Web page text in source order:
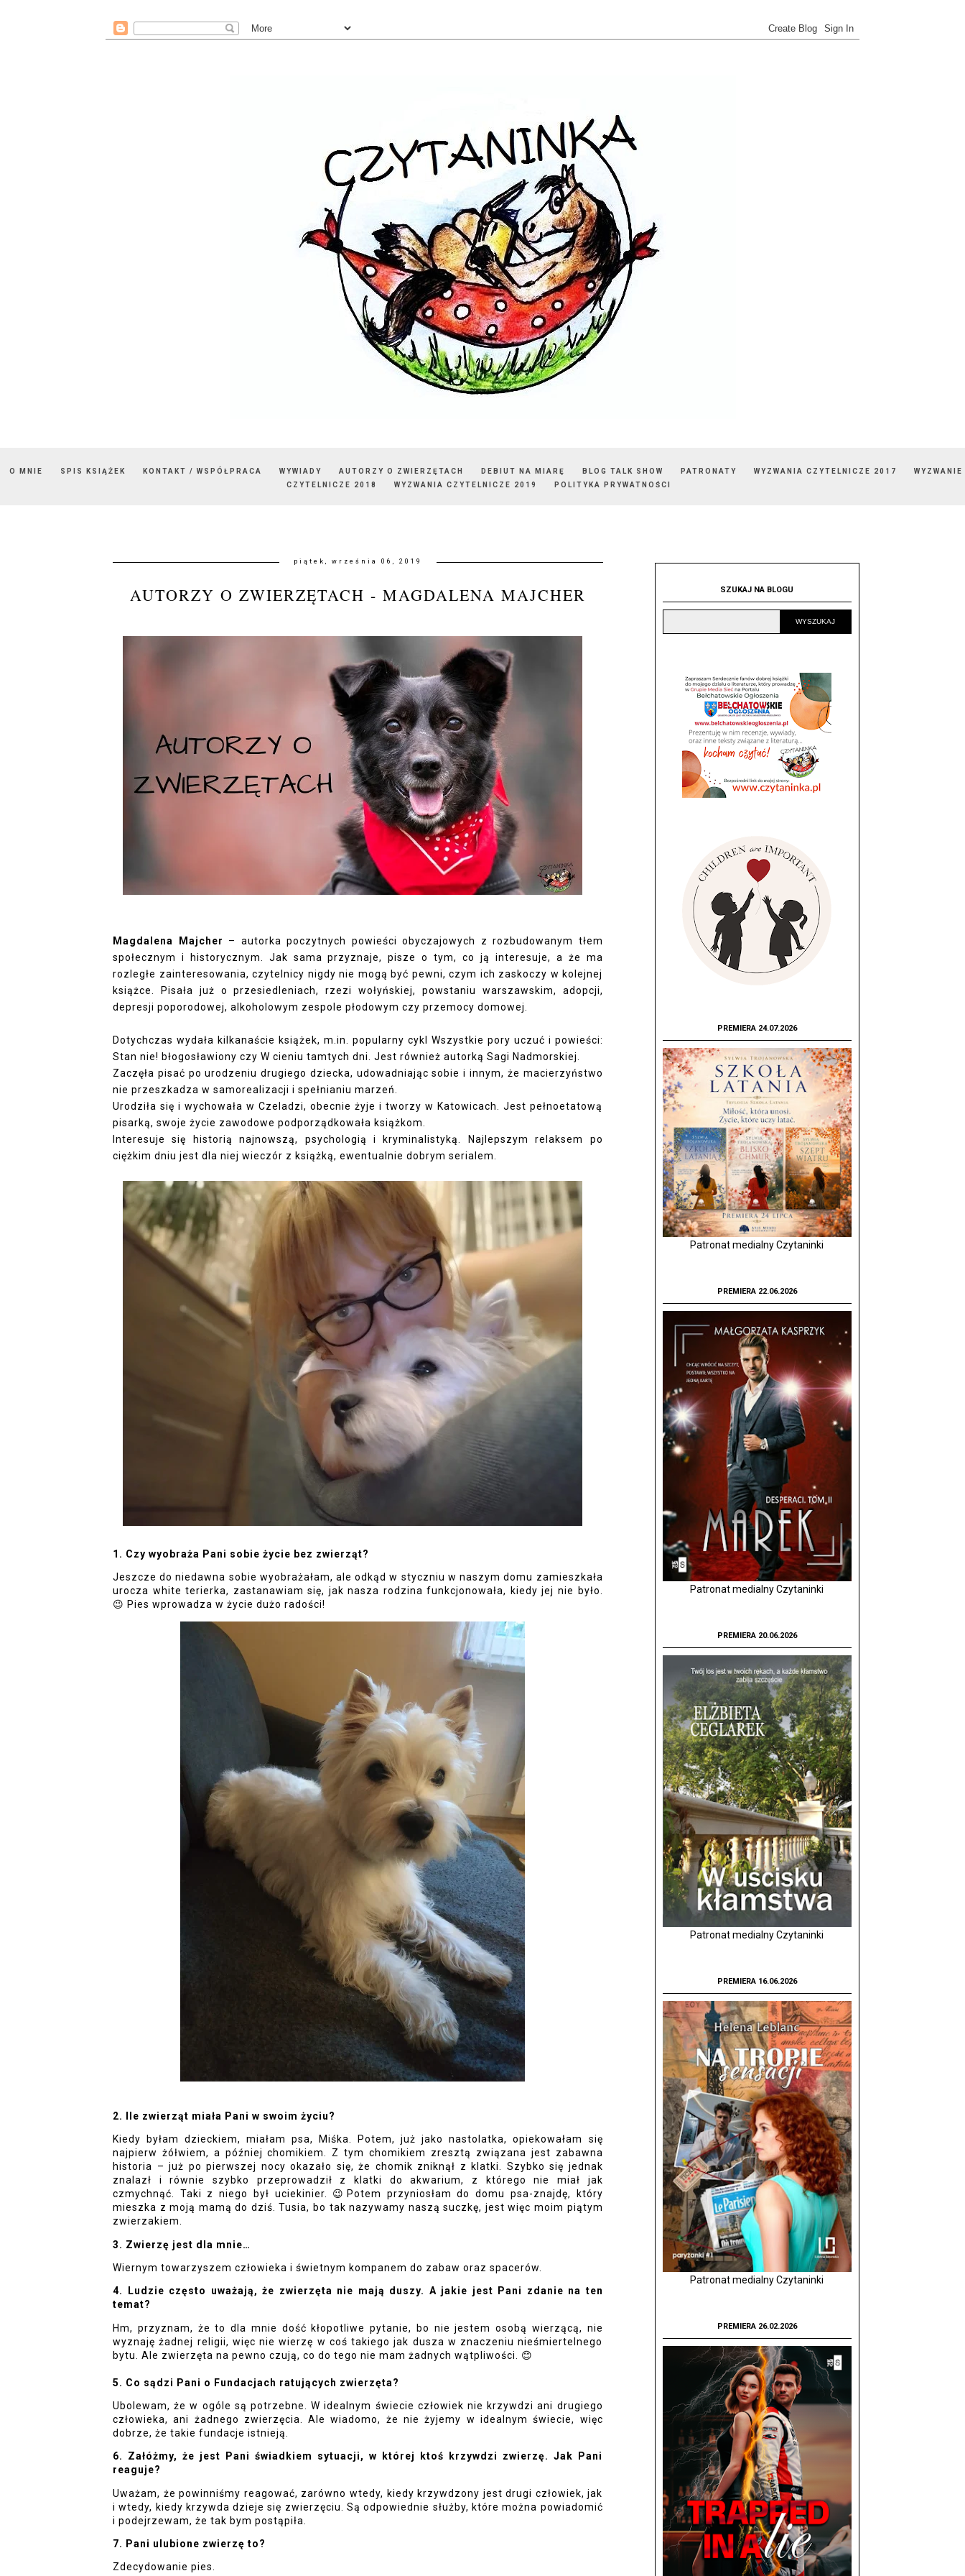
O MNIE SPIS KSIĄŻEK KONTAKT / WSPÓŁPRACA WYWIADY AUTORZY O ZWIERZĘTACH DEBIUT NA MIARĘ BLOG TALK SHOW PATRONATY WYZWANIA CZYTELNICZE 2017
WYZWANIE
CZYTELNICZE 2018
WYZWANIA CZYTELNICZE 2019 POLITYKA PRYWATNOŚCI
piątek, września 06, 2019
AUTORZY O ZWIERZĘTACH - MAGDALENA MAJCHER
Magdalena Majcher – autorka poczytnych powieści obyczajowych z rozbudowanym tłem
społecznym i historycznym. Jak sama przyznaje, pisze o tym, co ją interesuje, a że ma
rozległe zainteresowania, czytelnicy nigdy nie mogą być pewni, czym ich zaskoczy w kolejnej
książce. Pisała już o przesiedleniach, rzezi wołyńskiej, powstaniu warszawskim, adopcji,
depresji poporodowej, alkoholowym zespole płodowym czy przemocy domowej.
Dotychczas wydała kilkanaście książek, m.in. popularny cykl Wszystkie pory uczuć i powieści:
Stan nie! błogosławiony czy W cieniu tamtych dni. Jest również autorką Sagi Nadmorskiej.
Zaczęła pisać po urodzeniu drugiego dziecka, udowadniając sobie i innym, że macierzyństwo
nie przeszkadza w samorealizacji i spełnianiu marzeń.
Urodziła się i wychowała w Czeladzi, obecnie żyje i tworzy w Katowicach. Jest pełnoetatową
pisarką, swoje życie zawodowe podporządkowała książkom.
Interesuje się historią najnowszą, psychologią i kryminalistyką. Najlepszym relaksem po
ciężkim dniu jest dla niej wieczór z książką, ewentualnie dobrym serialem.
1. Czy wyobraża Pani sobie życie bez zwierząt?
Jeszcze do niedawna sobie wyobrażałam, ale odkąd w styczniu w naszym domu zamieszkała
😉 Pies wprowadza w życie dużo radości!
2. Ile zwierząt miała Pani w swoim życiu?
Kiedy byłam dzieckiem, miałam psa, Miśka. Potem, już jako nastolatka, opiekowałam się
najpierw żółwiem, a później chomikiem. Z tym chomikiem zresztą związana jest zabawna
historia – już po pierwszej nocy okazało się, że chomik zniknął z klatki. Szybko się jednak
znalazł i równie szybko przeprowadził z klatki do akwarium, z którego nie miał jak
czmychnąć. Taki z niego był uciekinier. 😉 Potem przyniosłam do domu psa-znajdę, który
mieszka z moją mamą do dziś. Tusia, bo tak nazywamy naszą suczkę, jest więc moim piątym
zwierzakiem.
3. Zwierzę jest dla mnie…
Wiernym towarzyszem człowieka i świetnym kompanem do zabaw oraz spacerów.
4. Ludzie często uważają, że zwierzęta nie mają duszy. A jakie jest Pani zdanie na ten
temat?
Hm, przyznam, że to dla mnie dość kłopotliwe pytanie, bo nie jestem osobą wierzącą, nie
wyznaję żadnej religii, więc nie wierzę w coś takiego jak dusza w znaczeniu nieśmiertelnego
bytu. Ale zwierzęta na pewno czują, co do tego nie mam żadnych wątpliwości. 😊
5. Co sądzi Pani o Fundacjach ratujących zwierzęta?
Ubolewam, że w ogóle są potrzebne. W idealnym świecie człowiek nie krzywdzi ani drugiego
człowieka, ani żadnego zwierzęcia. Ale wiadomo, że nie żyjemy w idealnym świecie, więc
dobrze, że takie fundacje istnieją.
6. Załóżmy, że jest Pani świadkiem sytuacji, w której ktoś krzywdzi zwierzę. Jak Pani
reaguje?
Uważam, że powinniśmy reagować, zarówno wtedy, kiedy krzywdzony jest drugi człowiek, jak
i wtedy, kiedy krzywda dzieje się zwierzęciu. Są odpowiednie służby, które można powiadomić
i podejrzewam, że tak bym postąpiła.
7. Pani ulubione zwierzę to?
Zdecydowanie pies.
SZUKAJ NA BLOGU
PREMIERA 24.07.2026
Patronat medialny Czytaninki
PREMIERA 22.06.2026
Patronat medialny Czytaninki
PREMIERA 20.06.2026
Patronat medialny Czytaninki
PREMIERA 16.06.2026
Patronat medialny Czytaninki
PREMIERA 26.02.2026